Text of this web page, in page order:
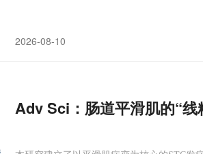
2026-08-10
Adv Sci：肠道平滑肌的“